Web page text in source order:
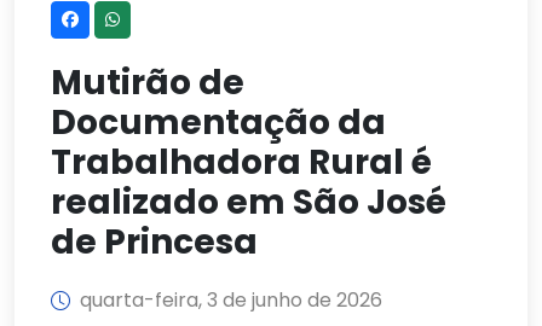
Mutirão de
Documentação da
Trabalhadora Rural é
realizado em São José
de Princesa
quarta-feira, 3 de junho de 2026